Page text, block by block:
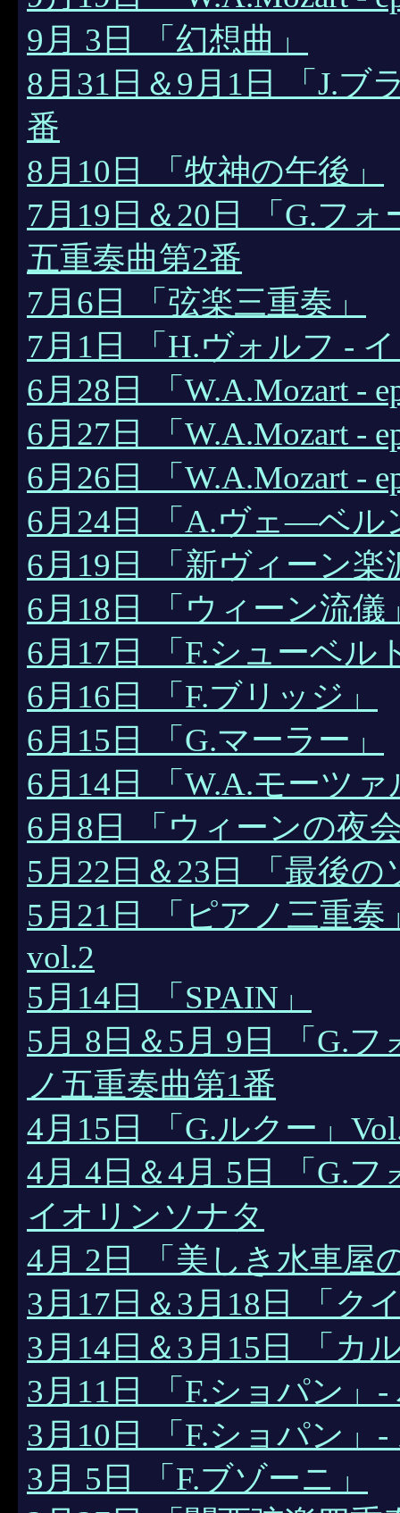
9月 3日 「幻想曲」
8月31日＆9月1日 「J.ブ
番
8月10日 「牧神の午後」
7月19日＆20日 「G.フ
五重奏曲第2番
7月6日 「弦楽三重奏」
7月1日 「H.ヴォルフ -
6月28日 「W.A.Mozart -
6月27日 「W.A.Mozart -
6月26日 「W.A.Mozart -
6月24日 「A.ヴェ―ベル
6月19日 「新ヴィーン楽
6月18日 「ウィーン流儀
6月17日 「F.シューベル
6月16日 「F.ブリッジ」
6月15日 「G.マーラー」
6月14日 「W.A.モーツ
6月8日 「ウィーンの夜
5月22日＆23日 「最後の
5月21日 「ピアノ三重
vol.2
5月14日 「SPAIN」
5月 8日＆5月 9日 「G.
ノ五重奏曲第1番
4月15日 「G.ルクー」
4月 4日＆4月 5日 「G.
イオリンソナタ
4月 2日 「美しき水車屋
3月17日＆3月18日 「ク
3月14日＆3月15日 「カ
3月11日 「F.ショパン」
3月10日 「F.ショパン」
3月 5日 「F.ブゾーニ」